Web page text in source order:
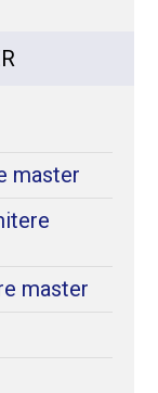
master
master